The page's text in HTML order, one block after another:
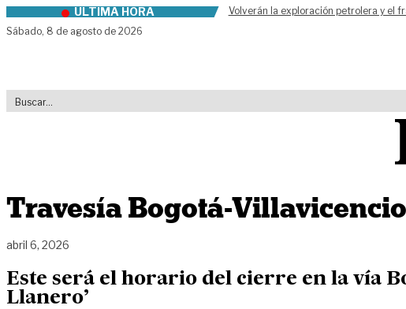
Skip to contentÚLTIMA HORA
Volverán la exploración petrolera y el
Sábado, 8 de agosto de 2026
Travesía Bogotá-Villavicencio
abril 6, 2026
Este será el horario del cierre en la vía
Llanero’